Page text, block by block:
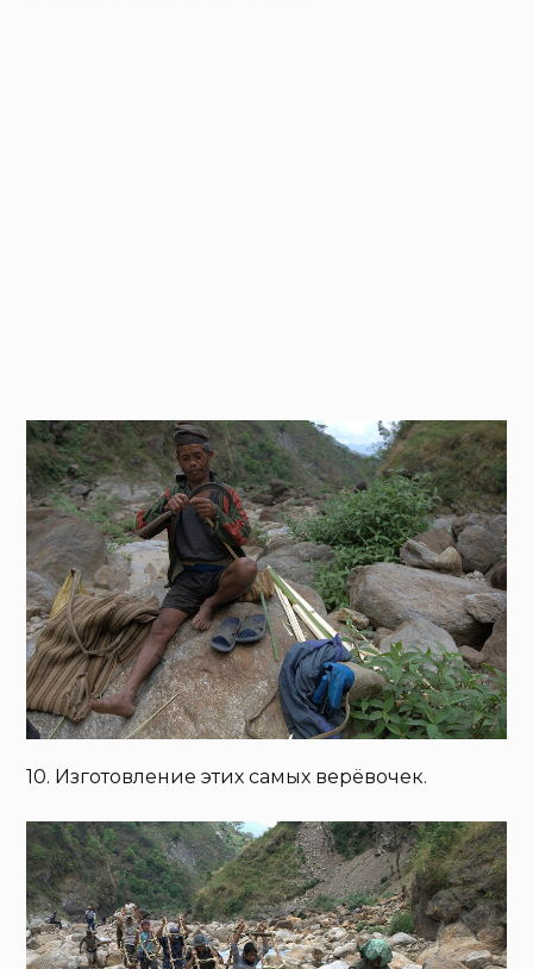
10. Изготовление этих самых верёвочек.